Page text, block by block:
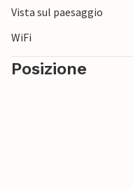
Vista sul paesaggio
WiFi
Posizione